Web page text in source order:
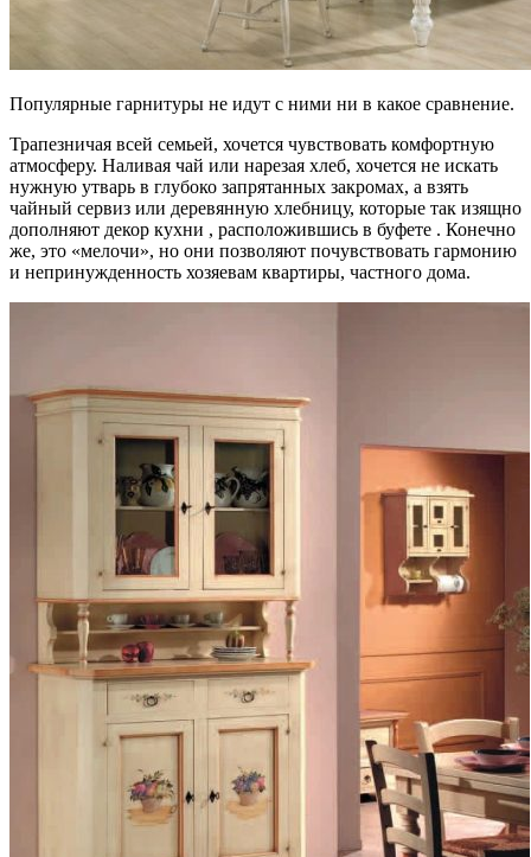
Популярные гарнитуры не идут с ними ни в какое сравнение.
Трапезничая всей семьей, хочется чувствовать комфортную
атмосферу. Наливая чай или нарезая хлеб, хочется не искать
нужную утварь в глубоко запрятанных закромах, а взять
чайный сервиз или деревянную хлебницу, которые так изящно
дополняют декор кухни , расположившись в буфете . Конечно
же, это «мелочи», но они позволяют почувствовать гармонию
и непринужденность хозяевам квартиры, частного дома.